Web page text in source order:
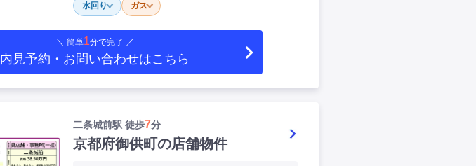
水回り ガス
＼ 簡単1分で完了 ／
内見予約・お問い合わせはこちら
二条城前駅 徒歩7分
京都府御供町の店舗物件